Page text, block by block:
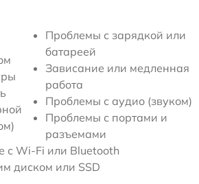
Проблемы с зарядкой или
батареей
Зависание или медленная
работа
Проблемы с аудио (звуком)
Проблемы с портами и
разъемами
с Wi-Fi или Bluetooth
диском или SSD